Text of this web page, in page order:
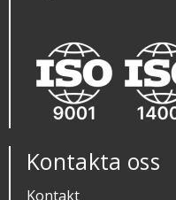
Kontakta oss
Kontakt